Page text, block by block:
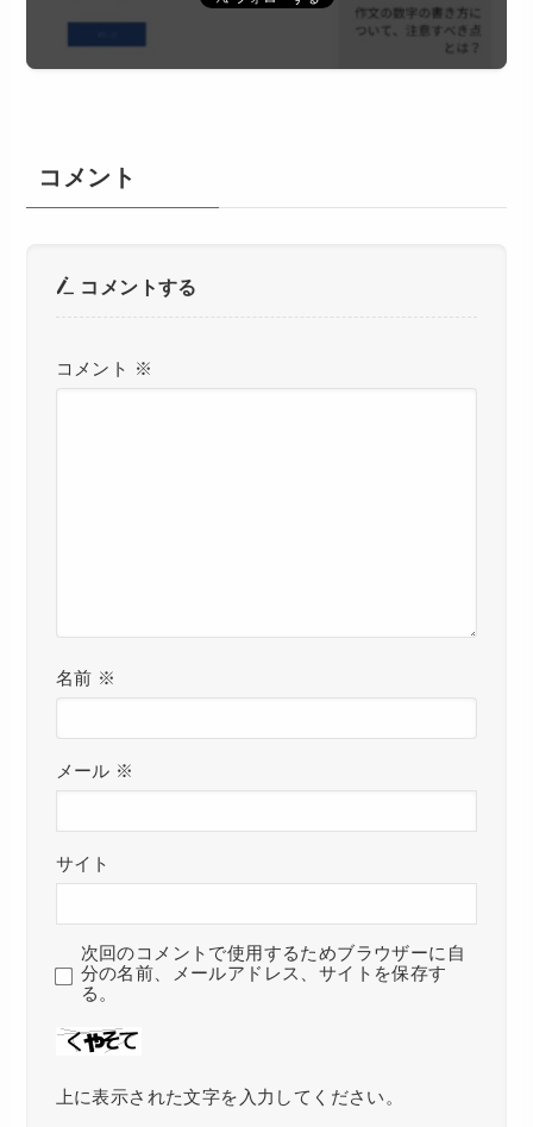
コメント
コメントする
コメント ※
名前 ※
メール ※
サイト
次回のコメントで使用するためブラウザーに自
分の名前、メールアドレス、サイトを保存す
る。
上に表示された文字を入力してください。